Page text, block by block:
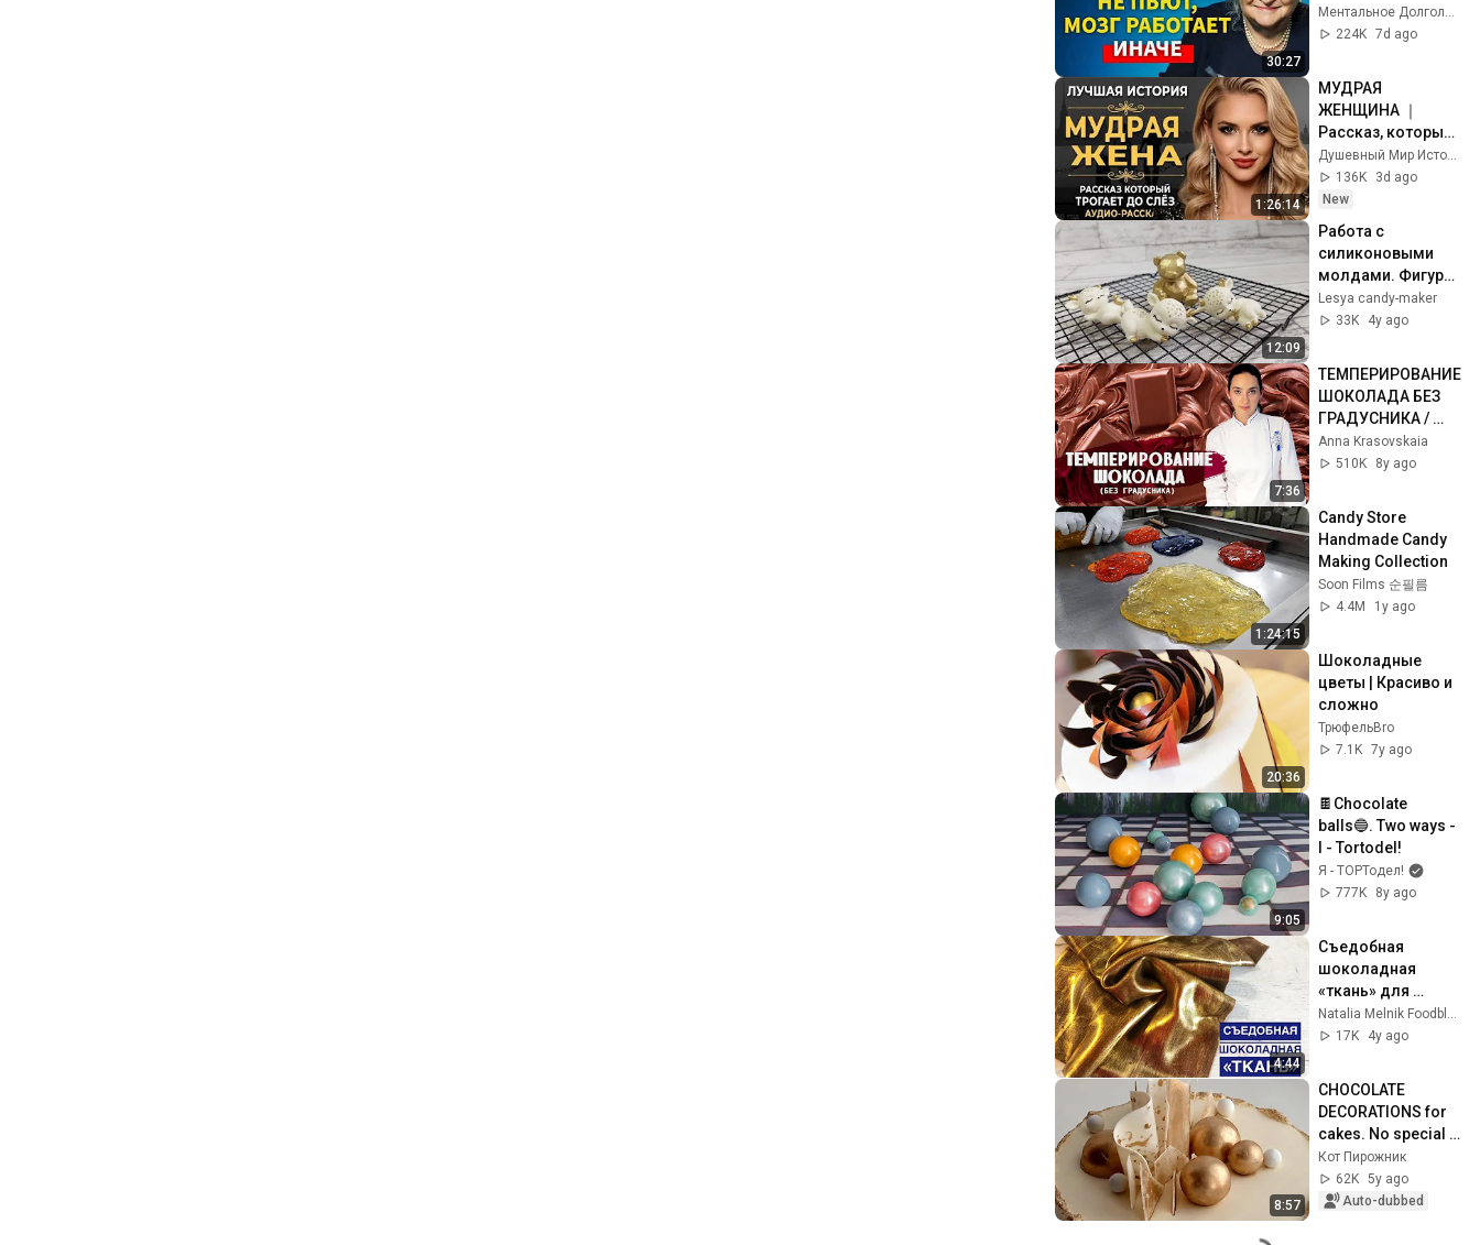
30:27
(согласно
нейронауке) |
Ментальное Долголетие and 2 more
224K 7d ago
1:26:14
МУДРАЯ
ЖЕНЩИНА ｜
Рассказ, который
трогает до
глубины души.
Очень сильная
история ｜ Аудио
рассказ.
Душевный Мир Историй
136K
3d ago
New
12:09
Работа с
силиконовыми
молдами. Фигурки
из шоколада
Lesya candy-maker
33K
4y ago
7:36
ТЕМПЕРИРОВАНИЕ
ШОКОЛАДА БЕЗ
ГРАДУСНИКА /
СЕКРЕТЫ ОТ АННЫ
КРАСОВСКОЙ
Anna Krasovskaia
510K
8y ago
1:24:15
Candy Store
Handmade Candy
Making Collection
Soon Films 순필름
4.4M
1y ago
20:36
Шоколадные
цветы | Красиво и
сложно
ТрюфельBro
7.1K 7y ago
9:05
🍫Chocolate
balls🔵. Two ways -
I - Tortodel!
Я - ТОРТодел!
777K
8y ago
4:44
Съедобная
шоколадная
«ткань» для
декора
17K
4y ago
8:57
CHOCOLATE
DECORATIONS for
cakes. No special
tools required.
Кот Пирожник
62K 5y ago
Auto-dubbed